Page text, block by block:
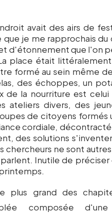
avait des airs de
que je me rapprochais
d'étonnement que l'on
place était
formé au sein même
des échoppes, un
la nourriture est
ateliers divers, des
de citoyens formés
cordiale,
des solutions
ne sont
Inutile de préciser
plus grand des
composée